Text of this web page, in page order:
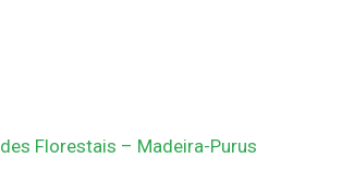
Florestais – Madeira-Purus